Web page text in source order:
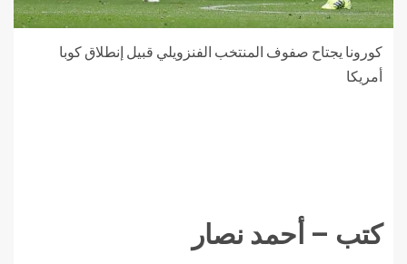
كورونا يجتاح صفوف المنتخب الفنزويلي قبيل إنطلاق كوبا
أمريكا
كتب – أحمد نصار